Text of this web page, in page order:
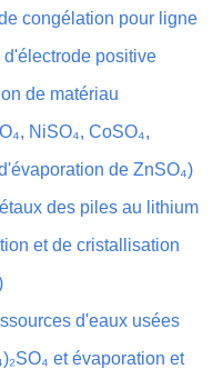
congélation pour ligne
positive
de matériau
NiSO₄, CoSO₄,
de ZnSO₄)
des piles au lithium
et de cristallisation
d'eaux usées
et évaporation et